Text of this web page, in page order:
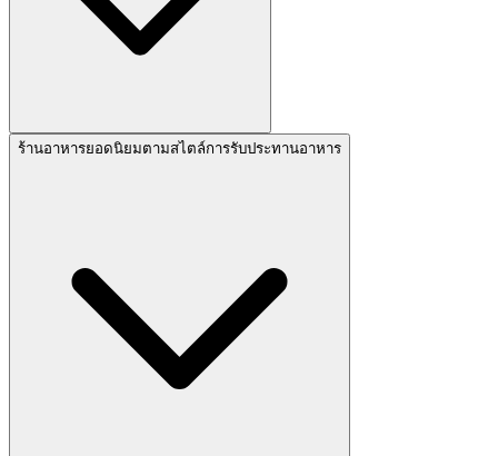
ร้านอาหารยอดนิยมตามสไตล์การรับประทานอาหาร